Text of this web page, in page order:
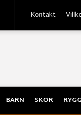
Kontakt
BARN SKOR